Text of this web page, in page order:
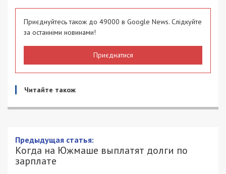
Приєднуйтесь також до 49000 в Google News. Слідкуйте
за останніми новинами!
Приєднатися
Читайте також
Предыдущая статья:
Когда на Южмаше выплатят долги по
зарплате